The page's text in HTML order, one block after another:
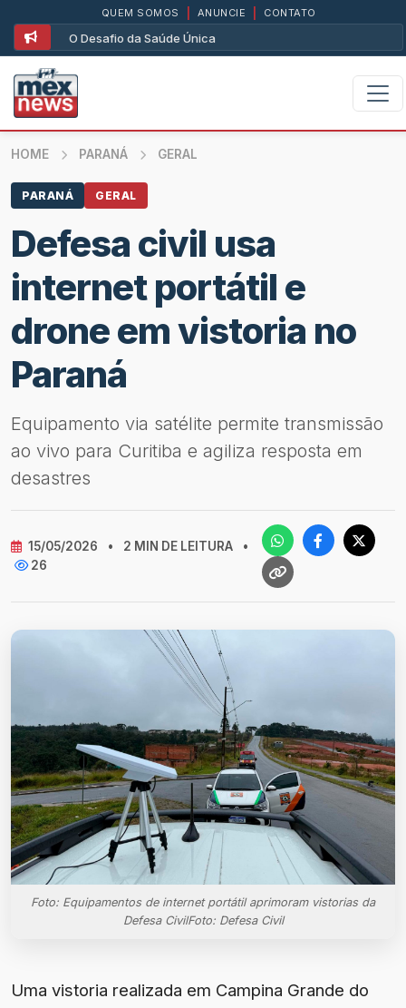
O Desafio da Saúde Única
QUEM SOMOS ANUNCIE CONTATO
HOME PARANÁ GERAL
PARANÁ GERAL
Defesa civil usa
internet portátil e
drone em vistoria no
Paraná
Equipamento via satélite permite transmissão
ao vivo para Curitiba e agiliza resposta em
desastres
15/05/2026 • 2 MIN DE LEITURA
•
26
Foto: Equipamentos de internet portátil aprimoram vistorias da
Defesa CivilFoto: Defesa Civil
Uma vistoria realizada em Campina Grande do